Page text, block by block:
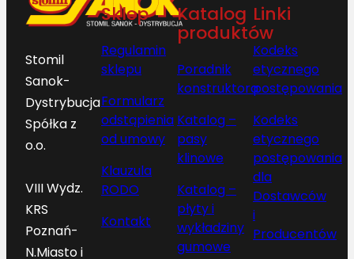
Stomil
Sanok-
Dystrybucja
Spółka z
o.o.
VIII Wydz.
KRS
Poznań-
N.Miasto i
Sklep
Regulamin
sklepu
Formularz
odstąpienia
od umowy
Klauzula
RODO
Kontakt
Katalog
produktów
Poradnik
konstruktora
Katalog –
pasy
klinowe
Katalog –
płyty i
wykładziny
gumowe
Linki
Kodeks
etycznego
postępowania
Kodeks
etycznego
postępowania
dla
Dostawców
i
Producentów